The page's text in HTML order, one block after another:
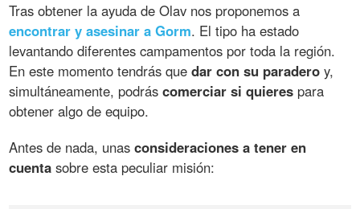
Tras obtener la ayuda de Olav nos proponemos a
encontrar y asesinar a Gorm. El tipo ha estado
levantando diferentes campamentos por toda la región.
En este momento tendrás quedar con su paradero y,
simultáneamente, podráscomerciar si quieres para
obtener algo de equipo.
Antes de nada, unasconsideraciones a tener en
cuenta sobre esta peculiar misión: